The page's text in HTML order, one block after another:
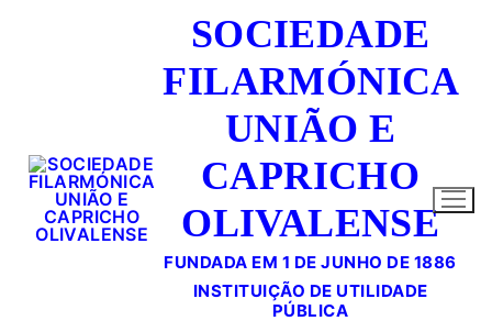
SOCIEDADE
FILARMÓNICA
UNIÃO E
CAPRICHO
OLIVALENSE
FUNDADA EM 1 DE JUNHO DE 1886